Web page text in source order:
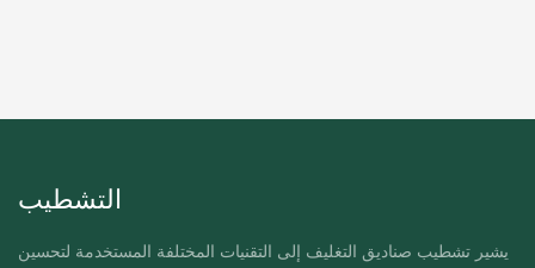
التشطيب
يشير تشطيب صناديق التغليف إلى التقنيات المختلفة المستخدمة لتحسين